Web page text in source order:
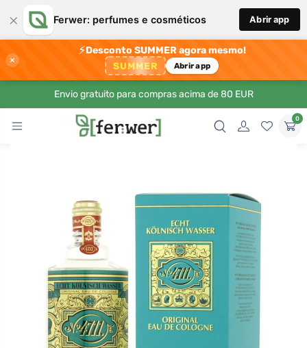
× Ferwer: perfumes e cosméticos Abrir app
×
⚡Desconto SUMMER agora mesmo!
SUMMER Abrir app
Envio gratuito para compras acima de 80 EUR
0